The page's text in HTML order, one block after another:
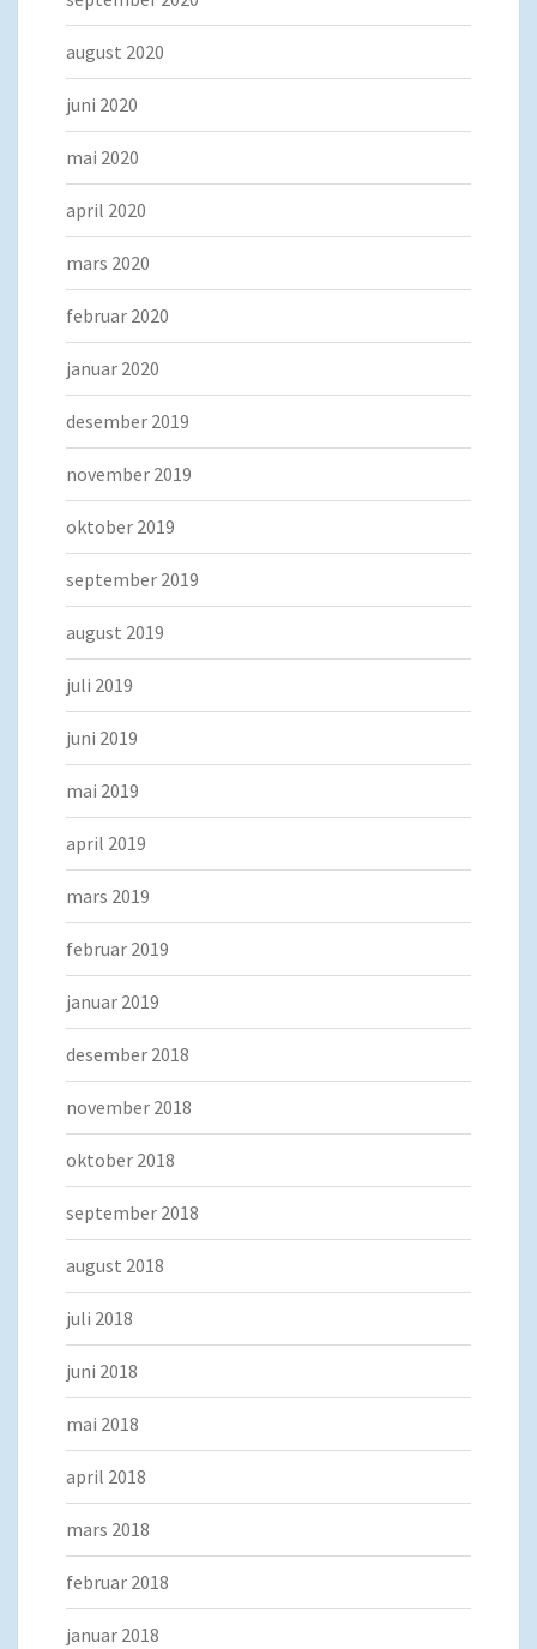
august 2020
juni 2020
mai 2020
april 2020
mars 2020
februar 2020
januar 2020
desember 2019
november 2019
oktober 2019
september 2019
august 2019
juli 2019
juni 2019
mai 2019
april 2019
mars 2019
februar 2019
januar 2019
desember 2018
november 2018
oktober 2018
september 2018
august 2018
juli 2018
juni 2018
mai 2018
april 2018
mars 2018
februar 2018
januar 2018